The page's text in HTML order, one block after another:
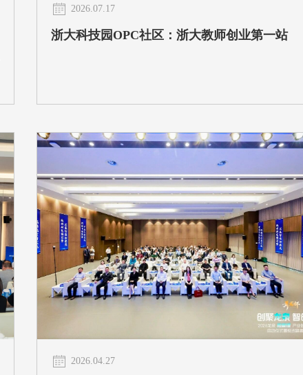
2026.07.17
浙大科技园OPC社区：浙大教师创业第一站
2026.04.27